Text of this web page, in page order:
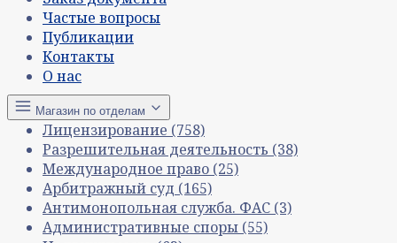
Частые вопросы
Публикации
Контакты
О нас
Магазин по отделам
Лицензирование (758)
Разрешительная деятельность (38)
Международное право (25)
Арбитражный суд (165)
Антимонопольная служба. ФАС (3)
Административные споры (55)